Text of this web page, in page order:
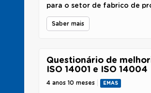
para o setor de fabrico de
Saber mais
Questionário de
ISO 14001 e ISO 14004
4 anos 10 meses EMAS